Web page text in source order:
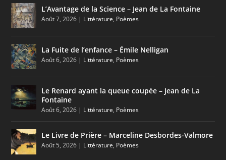
L’Avantage de la Science – Jean de La Fontaine
Août 7, 2026 | Littérature, Poèmes
La Fuite de l’enfance – Émile Nelligan
Août 6, 2026 | Littérature, Poèmes
Le Renard ayant la queue coupée – Jean de La
Fontaine
Août 6, 2026 | Littérature, Poèmes
Le Livre de Prière – Marceline Desbordes-Valmore
Août 5, 2026 | Littérature, Poèmes